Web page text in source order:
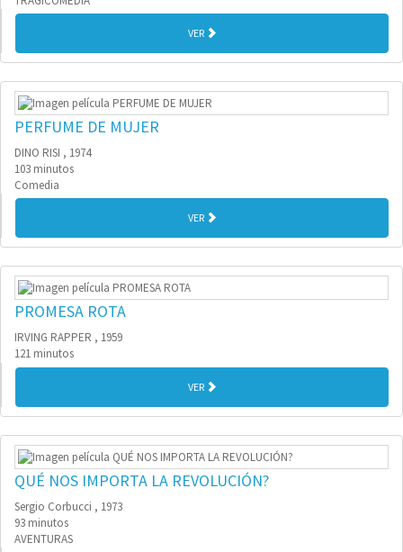
VER
PERFUME DE MUJER
DINO RISI , 1974
103 minutos
Comedia
VER
PROMESA ROTA
IRVING RAPPER , 1959
121 minutos
VER
QUÉ NOS IMPORTA LA REVOLUCIÓN?
Sergio Corbucci , 1973
93 minutos
AVENTURAS